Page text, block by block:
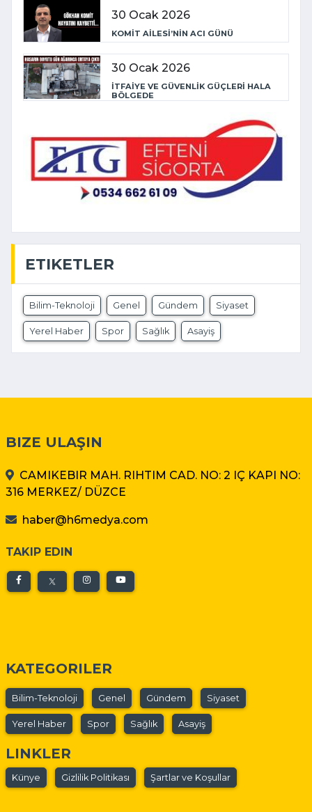
30 Ocak 2026
KOMİT AİLESİ’NİN ACI GÜNÜ
30 Ocak 2026
İTFAİYE VE GÜVENLİK GÜÇLERİ HALA
BÖLGEDE
ETIKETLER
Bilim-Teknoloji Genel Gündem Siyaset
Yerel Haber Spor Sağlık Asayiş
BIZE ULAŞIN
CAMIKEBIR MAH. RIHTIM CAD. NO: 2 IÇ KAPI NO:
316 MERKEZ/ DÜZCE
haber@h6medya.com
TAKIP EDIN
KATEGORILER
Bilim-Teknoloji Genel Gündem Siyaset
Yerel Haber Spor Sağlık Asayiş
LINKLER
Künye Gizlilik Politikası Şartlar ve Koşullar